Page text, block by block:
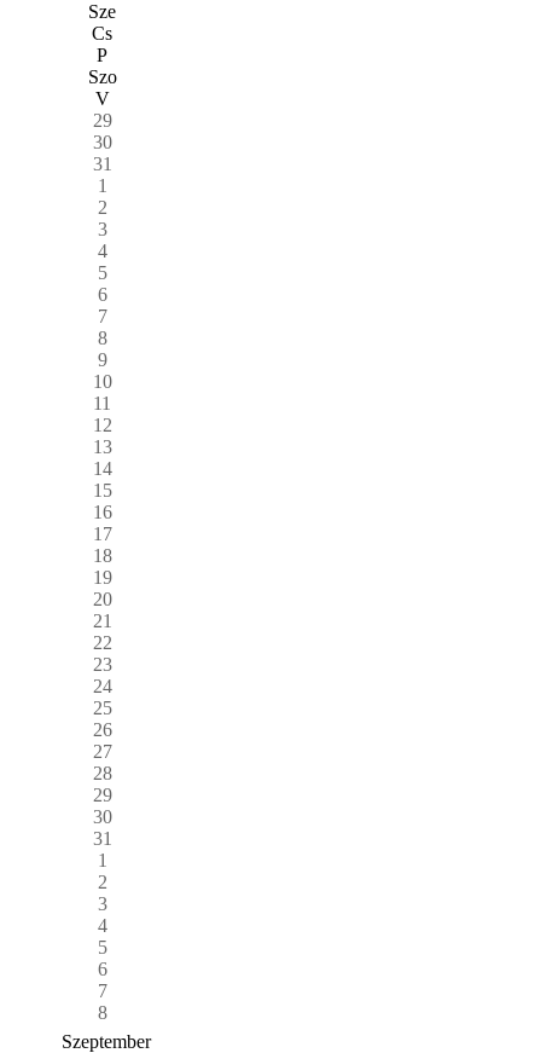
Sze
Cs
P
Szo
V
29
30
31
1
2
3
4
5
6
7
8
9
10
11
12
13
14
15
16
17
18
19
20
21
22
23
24
25
26
27
28
29
30
31
1
2
3
4
5
6
7
8
Szeptember